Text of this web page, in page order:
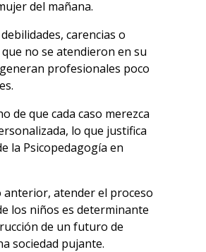
del mañana.
carencias o
no se atendieron en su
profesionales poco
de que cada caso merezca
lo que justifica
la Psicopedagogía en
anterior, atender el proceso
los niños es determinante
de un futuro de
sociedad pujante.